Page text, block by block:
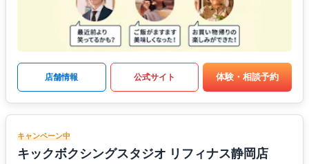
店舗情報 公式サイト 体験・相談予約
キャンペーン中
キックボクシングスタジオ リフィナス静岡店